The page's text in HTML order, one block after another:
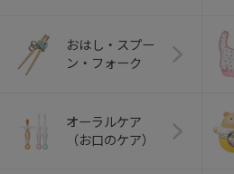
おはし・スプー
ン・フォーク
オーラルケア
（お口のケア）